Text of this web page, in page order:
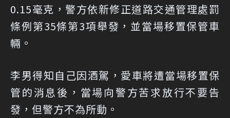
0.15毫克，警方依新修正道路交通管理處罰
條例第35條第3項舉發，並當場移置保管車
輛。
李男得知自己因酒駕，愛車將遭當場移置保
管的消息後，當場向警方苦求放行不要告
發，但警方不為所動。